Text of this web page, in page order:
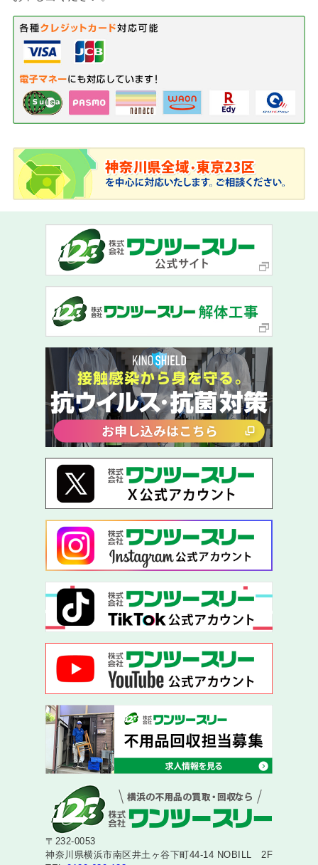
〒232-0053
神奈川県横浜市南区井土ヶ谷下町44-14 NOBILL 2F